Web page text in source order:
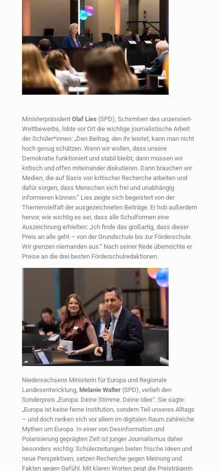
Ministerpräsident Olaf Lies (SPD), Schirmherr des unzensiert-
Wettbewerbs, lobte vor Ort die wichtige journalistische Arbeit
der Schüler*innen: „Den Beitrag, den ihr leistet, kann man nicht
hoch genug schätzen. Wenn wir wollen, dass unsere
Demokratie funktioniert und stabil bleibt, dann müssen wir
kritisch und offen miteinander diskutieren. Dann brauchen wir
Medien, die auf Basis von kritischer Recherche arbeiten und
dafür sorgen, dass Menschen sich frei und unabhängig
informieren können.“ Lies zeigte sich begeistert von der
Themenvielfalt der ausgezeichneten Beiträge. Er hob außerdem
hervor, wie wichtig es sei, dass alle Schulformen eine
Auszeichnung erhielten: „Ich finde das großartig, dass dieser
Preis an alle geht – von der Grundschule bis zur Förderschule.
Wir grenzen niemanden aus.“ Nach seiner Rede überreichte er
Preise an die drei besten Förderschulredaktionen.
Niedersachsens Ministerin für Europa und Regionale
Landesentwicklung, Melanie Walter (SPD), verlieh den
Sonderpreis „Europa. Deine Stimme. Deine Idee“. Sie sagte:
„Europa ist keine ferne Institution, sondern Teil unseres Alltags
– und doch ranken sich vor allem im digitalen Raum zahlreiche
Mythen um Europa. In einer von Desinformation und
Polarisierung geprägten Zeit ist junger Journalismus daher
besonders wichtig: Schülerzeitungen bieten frische Ideen und
neue Perspektiven, setzen Recherche gegen Meinung und
Fakten gegen Gefühl. Mit klaren Worten zeigt die Preisträgerin